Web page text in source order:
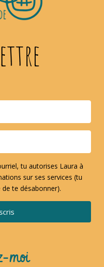
tu autorises Laura à
sur ses services (tu
te désabonner).
moi